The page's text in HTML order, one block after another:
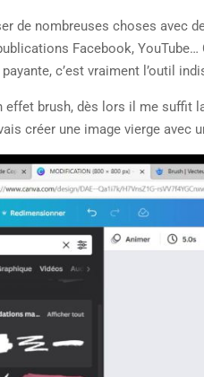
de nombreuses choses avec
Facebook,
c’est vraiment l’outil
effet brush, dès lors il me suffit
créer une image vierge avec